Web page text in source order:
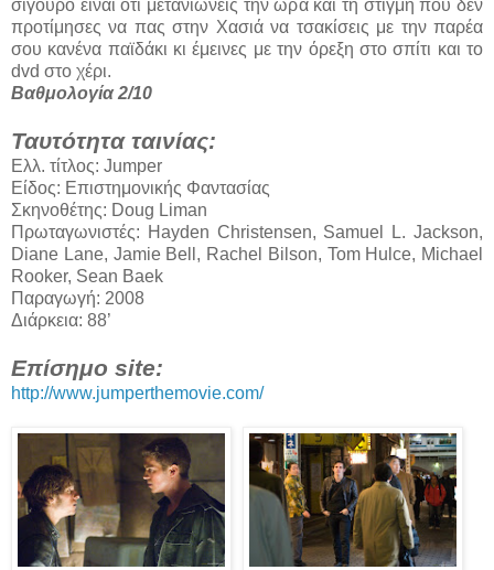
σίγουρο είναι ότι μετανιώνεις την ώρα και τη στιγμή που δεν
προτίμησες να πας στην Χασιά να τσακίσεις με την παρέα
σου κανένα παϊδάκι κι έμεινες με την όρεξη στο σπίτι και το
dvd στο χέρι.
Βαθμολογία 2/10
Ταυτότητα ταινίας:
Ελλ. τίτλος: Jumper
Είδος: Επιστημονικής Φαντασίας
Σκηνοθέτης: Doug Liman
Πρωταγωνιστές: Hayden Christensen, Samuel L. Jackson,
Diane Lane, Jamie Bell, Rachel Bilson, Tom Hulce, Michael
Rooker, Sean Baek
Παραγωγή: 2008
Διάρκεια: 88’
Επίσημο site:
http://www.jumperthemovie.com/